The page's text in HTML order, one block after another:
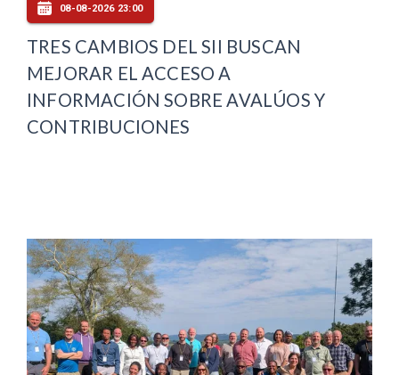
08-08-2026 23:00
TRES CAMBIOS DEL SII BUSCAN
MEJORAR EL ACCESO A
INFORMACIÓN SOBRE AVALÚOS Y
CONTRIBUCIONES